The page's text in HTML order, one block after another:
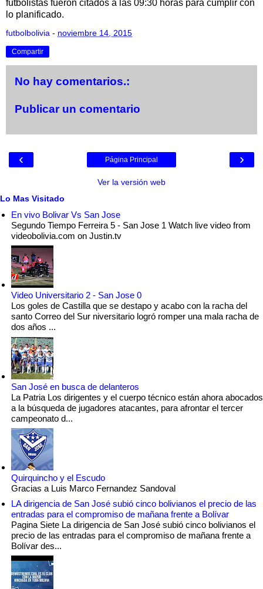
futbolistas fueron citados a las 09:30 horas para cumplir con
lo planificado.
futbolbolivia - noviembre 14, 2015
Compartir
No hay comentarios.:
Publicar un comentario
‹ ›
Página Principal
Ver la versión web
Lo Mas Visitado
En vivo Bolivar Vs San Jose
Segundo Tiempo Ferreira 5 - San Jose 1 Watch live video from
videobolivia.com on Justin.tv
Video Universitario 2 - San Jose 0
Los goles de Castilla que se destapo y acabo con la racha del
santo Correo del Sur niversitario logró romper una mala racha de
dos años ...
San José en busca de delanteros
La Patria Los dirigentes y el cuerpo técnico están ahora abocados
a la búsqueda de jugadores atacantes, para afrontar el tercer
campeonato d...
Quirquincho y el Escudo
Gracias a Luis Marco Fernandez Sandoval
LA dirigencia de San José subió cinco bolivianos el precio de las
entradas para el compromiso de mañana frente a Bolívar
Pagina Siete La dirigencia de San José subió cinco bolivianos el
precio de las entradas para el compromiso de mañana frente a
Bolívar des...